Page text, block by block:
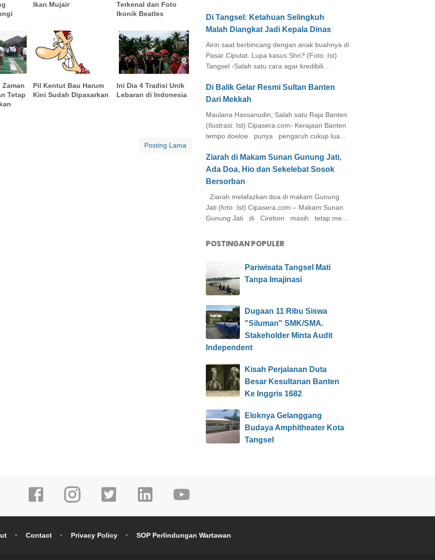
Ikan Mujair
Terkenal dan Foto
Ikonik Beatles
Tetap
Pil Kentut Bau Harum
Kini Sudah Dipasarkan
Ini Dia 4 Tradisi Unik
Lebaran di Indonesia
Posting Lama
Di Tangsel: Ketahuan Selingkuh
Malah Diangkat Jadi Kepala Dinas
Airin saat berbincang dengan anak buahnya di
Pasar Ciputat. Lupa kasus Shn? (Foto: Ist)
Tangsel -Salah satu cara agar kredibili...
Di Balik Gelar Resmi Sultan Banten
Dari Mekkah
Maulana Hassanudin, Salah satu Raja Banten
(Ilustrasi: Ist) Cipasera.com- Kerajaan Banten
tempo doeloe punya pengaruh cukup lua...
Ziarah di Makam Sunan Gunung Jati,
Ada Doa, Hio dan Sekelebat Sosok
Bersorban
Ziarah melafazkan doa di makam Gunung
Jati (foto: Ist) Cipasera.com – Makam Sunan
Gunung Jati di Cirebon masih tetap me...
POSTINGAN POPULER
Pariwisata Tangsel Mati
Tanpa Imajinasi
Dugaan 11 Ribu Siswa
"Siluman" SMK/SMA.
Stakeholder Minta Audit
Independent
Kisah Perjalanan Duta
Besar Kesultanan Banten
Ke Inggris 1682
Eloknya Gelanggang
Budaya Amphitheater Kota
Tangsel
Contact Privacy Policy SOP Perlindungan Wartawan